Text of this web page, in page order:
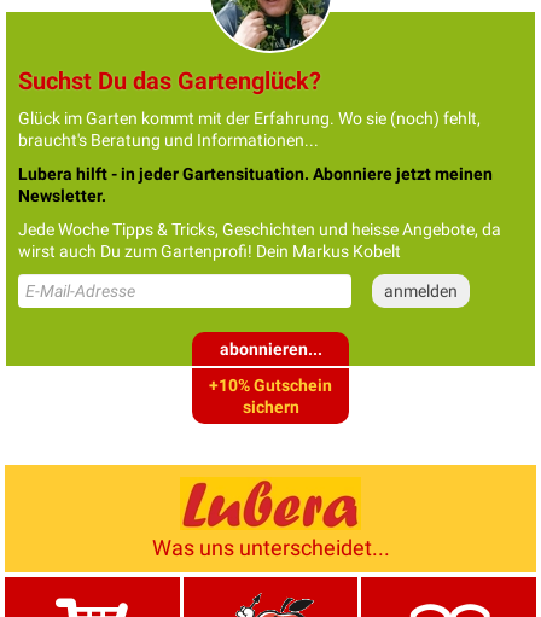
Suchst Du das Gartenglück?
Glück im Garten kommt mit der Erfahrung. Wo sie (noch) fehlt,
braucht's Beratung und Informationen...
Lubera hilft - in jeder Gartensituation. Abonniere jetzt meinen
Newsletter.
Jede Woche Tipps & Tricks, Geschichten und heisse Angebote, da
wirst auch Du zum Gartenprofi! Dein Markus Kobelt
abonnieren...
+10% Gutschein
sichern
Was uns unterscheidet...